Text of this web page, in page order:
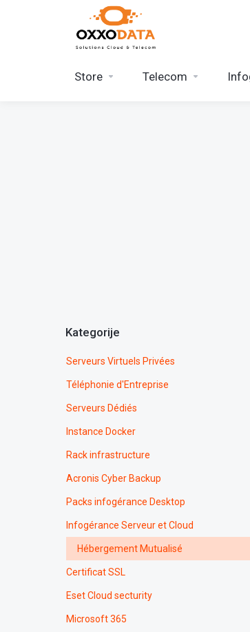
Store Telecom
Kategorije
Serveurs Virtuels Privées
Téléphonie d'Entreprise
Serveurs Dédiés
Instance Docker
Rack infrastructure
Acronis Cyber Backup
Packs infogérance Desktop
Infogérance Serveur et Cloud
Hébergement Mutualisé
Certificat SSL
Eset Cloud secturity
Microsoft 365